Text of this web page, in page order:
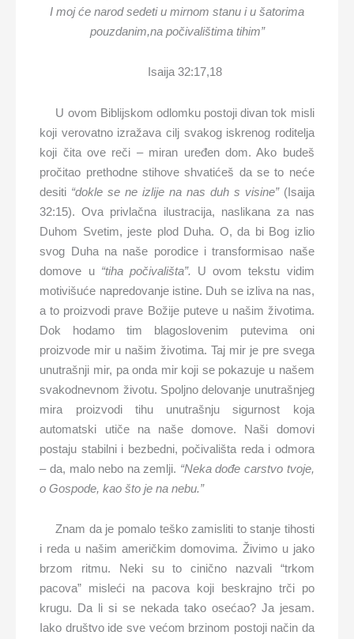
I mojće narod sedeti u mirnom stanu i u šatorima
pouzdanim,na počivalištima tihim”
Isaija 32:17,18
U ovom Biblijskom odlomku postoji divan tok misli
koji verovatno izražava cilj svakog iskrenog roditelja
koji čita ove reči – miran uređen dom. Ako budeš
pročitao prethodne stihove shvatićeš da se to neće
desiti “dokle se ne izlije na nas duh s visine”(Isaija
32:15). Ova privlačna ilustracija, naslikana za nas
Duhom Svetim, jeste plod Duha. O, da bi Bog izlio
svog Duha na naše porodice i transformisao naše
domove u “tiha počivališta”. U ovom tekstu vidim
motivišuće napredovanje istine. Duh se izliva na nas,
a to proizvodi prave Božije puteve u našim životima.
Dok hodamo tim blagoslovenim putevima oni
proizvode mir u našim životima. Taj mir je pre svega
unutrašnji mir, pa onda mir koji se pokazuje u našem
svakodnevnom životu. Spoljno delovanje unutrašnjeg
mira proizvodi tihu unutrašnju sigurnost koja
automatski utiče na naše domove. Naši domovi
postaju stabilni i bezbedni, počivališta reda i odmora
– da, malo nebo na zemlji. “Neka dođe carstvo tvoje,
o Gospode, kao što je na nebu.”
Znam da je pomalo teško zamisliti to stanje tihosti
i reda u našim američkim domovima. Živimo u jako
brzom ritmu. Neki su to cinično nazvali “trkom
pacova” misleći na pacova koji beskrajno trči po
krugu. Da li si se nekada tako osećao? Ja jesam.
Iako društvo ide sve većom brzinom postoji način da